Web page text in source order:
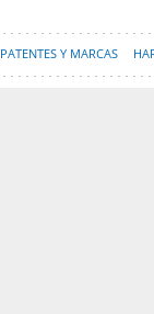
PATENTES Y MARCAS